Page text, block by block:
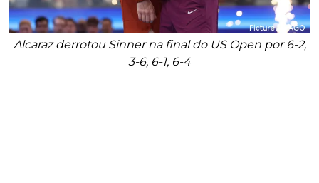
Alcaraz derrotou Sinner na final do US Open por 6-2,
3-6, 6-1, 6-4